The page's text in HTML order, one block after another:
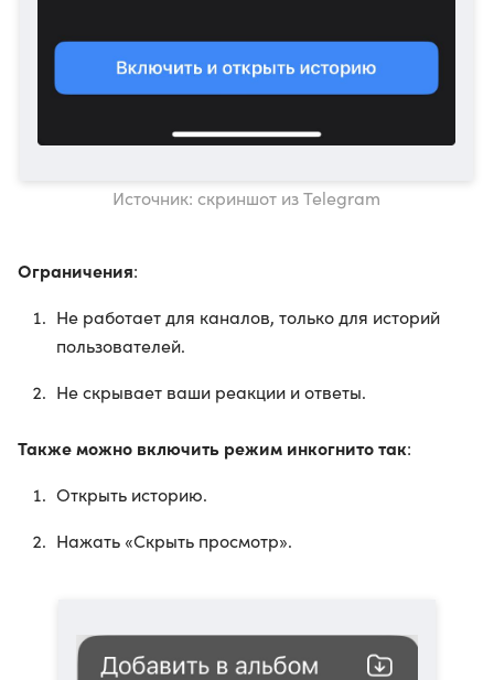
Источник: скриншот из Telegram
Ограничения:
Не работает для каналов, только для историй
пользователей.
Не скрывает ваши реакции и ответы.
Также можно включить режим инкогнито так:
Открыть историю.
Нажать «Скрыть просмотр».